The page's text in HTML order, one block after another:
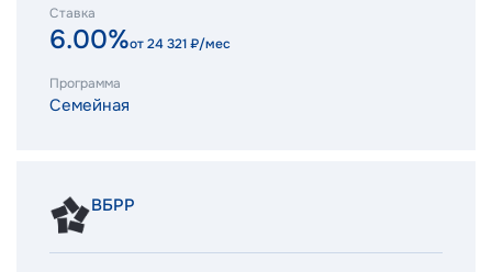
Ставка
6.00%от24 321₽/мес
Программа
Семейная
ВБРР